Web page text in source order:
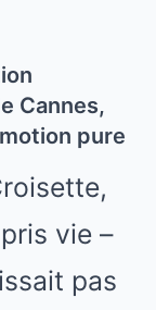
Cannes,
pure
vie –
pas